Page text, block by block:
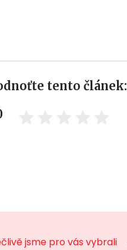
tento článek:
jsme pro vás vybrali